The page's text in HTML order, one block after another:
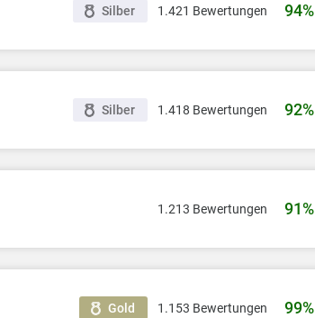
Silber 1.421 Bewertungen 94%
Silber 1.418 Bewertungen 92%
1.213 Bewertungen 91%
Gold 1.153 Bewertungen 99%